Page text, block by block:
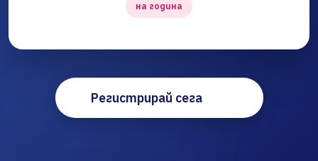
на година
Регистрирай сега